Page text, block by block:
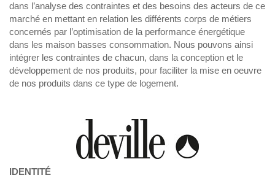
dans l’analyse des contraintes et des besoins des acteurs de ce
marché en mettant en relation les différents corps de métiers
concernés par l’optimisation de la performance énergétique
dans les maison basses consommation. Nous pouvons ainsi
intégrer les contraintes de chacun, dans la conception et le
développement de nos produits, pour faciliter la mise en oeuvre
de nos produits dans ce type de logement.
IDENTITÉ